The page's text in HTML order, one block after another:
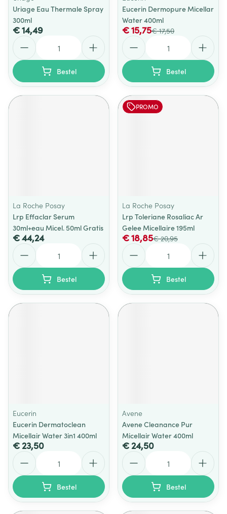
Uriage Eau Thermale Spray
300ml
€ 14,49
Bestel
Eucerin Dermopure Micellar
Water 400ml
€ 17,50
€ 15,75
Bestel
La Roche Posay
Lrp Effaclar Serum
30ml+eau Micel. 50ml Gratis
€ 44,24
Bestel
PROMO
La Roche Posay
Lrp Toleriane Rosaliac Ar
Gelee Micellaire 195ml
€ 20,95
€ 18,85
Bestel
Eucerin
Eucerin Dermatoclean
Micellair Water 3in1 400ml
€ 23,50
Bestel
Avene
Avene Cleanance Pur
Micellair Water 400ml
€ 24,50
Bestel